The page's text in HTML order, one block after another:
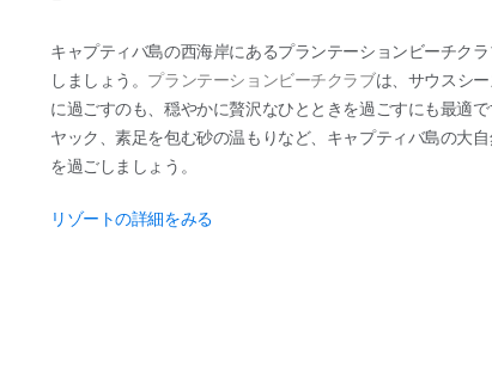
キャプティバ島の西海岸にあるプランテーションビーチク
しましょう。 プランテーションビーチクラブは、サウスシ
に過ごすのも、穏やかに贅沢なひとときを過ごすにも最適
ヤック、素足を包む砂の温もりなど、キャプティバ島の大
を過ごしましょう。
リゾートの詳細をみる